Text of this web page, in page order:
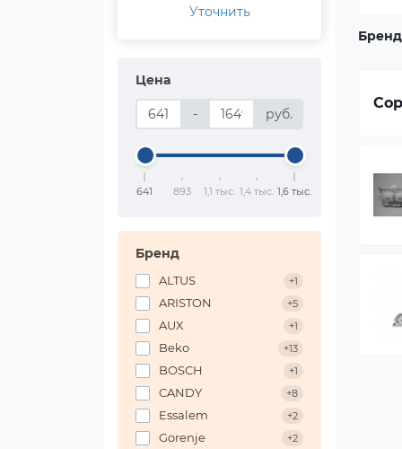
Уточнить
Цена
- руб.
641 893 1,1 тыс. 1,4 тыс. 1,6 тыс.
Бренд
ALTUS +1
ARISTON +5
AUX +1
Beko +13
BOSCH +1
CANDY +8
Essalem +2
Gorenje +2
Бренд